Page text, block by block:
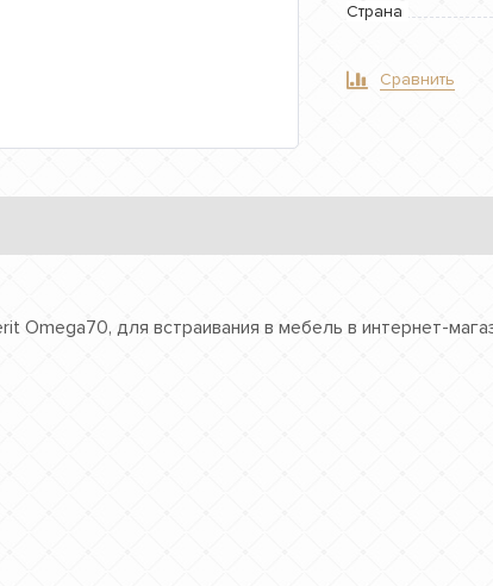
Страна
Сравнить
Omega70, для встраивания в мебель в интернет-